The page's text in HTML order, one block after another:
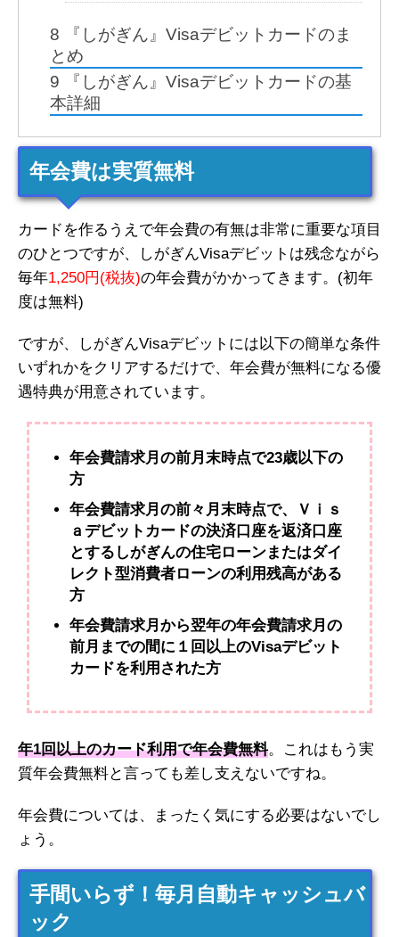
8 『しがぎん』Visaデビットカードのま
とめ
9 『しがぎん』Visaデビットカードの基
本詳細
年会費は実質無料
カードを作るうえで年会費の有無は非常に重要な項目
のひとつですが、しがぎんVisaデビットは残念ながら
毎年1,250円(税抜)の年会費がかかってきます。(初年
度は無料)
ですが、しがぎんVisaデビットには以下の簡単な条件
いずれかをクリアするだけで、年会費が無料になる優
遇特典が用意されています。
年会費請求月の前月末時点で23歳以下の
方
年会費請求月の前々月末時点で、Ｖｉｓ
ａデビットカードの決済口座を返済口座
とするしがぎんの住宅ローンまたはダイ
レクト型消費者ローンの利用残高がある
方
年会費請求月から翌年の年会費請求月の
前月までの間に１回以上のVisaデビット
カードを利用された方
年1回以上のカード利用で年会費無料。これはもう実
質年会費無料と言っても差し支えないですね。
年会費については、まったく気にする必要はないでし
ょう。
手間いらず！毎月自動キャッシュバ
ック